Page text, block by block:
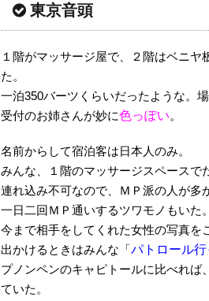
東京音頭
１階がマッサージ屋で、２階はベニ
た。
一泊350バーツくらいだったような。
受付のお姉さんが妙に色っぽい。
名前からして宿泊客は日本人のみ。
みんな、１階のマッサージスペースで
連れ込み不可なので、ＭＰ派の人が多
一日二回ＭＰ通いするツワモノもいた。
今まで相手をしてくれた女性の写真を
出かけるときはみんな「パトロール
プノンペンのキャピトールに比べれば
ていた。